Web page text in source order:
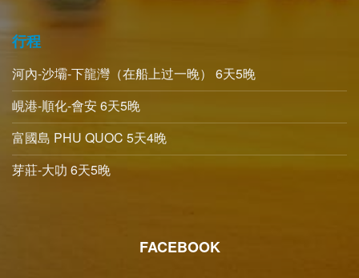
行程
河內-沙壩-下龍灣（在船上过一晚） 6天5晚
峴港-順化-會安 6天5晚
富國島 PHU QUOC 5天4晚
芽莊-大叻 6天5晚
FACEBOOK